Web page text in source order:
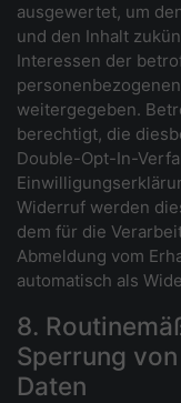
ausgewertet, um
und den Inhalt
Interessen der
weitergegeben.
berechtigt, die
Double-Opt-In-
Widerruf werden
dem für die
Abmeldung vom
automatisch als
8.
Sperrung
Daten